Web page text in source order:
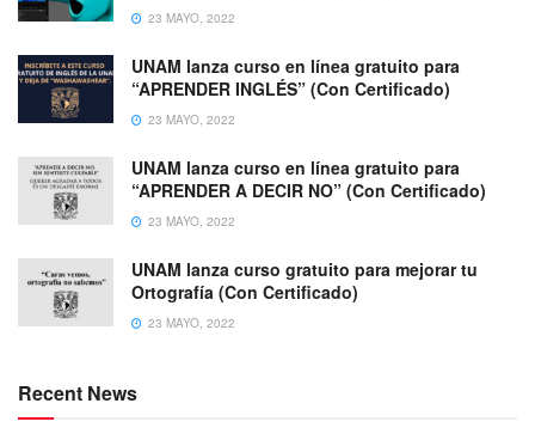
23 MAYO, 2022
UNAM lanza curso en línea gratuito para
“APRENDER INGLÉS” (Con Certificado)
23 MAYO, 2022
UNAM lanza curso en línea gratuito para
“APRENDER A DECIR NO” (Con Certificado)
23 MAYO, 2022
UNAM lanza curso gratuito para mejorar tu
Ortografía (Con Certificado)
23 MAYO, 2022
Recent News